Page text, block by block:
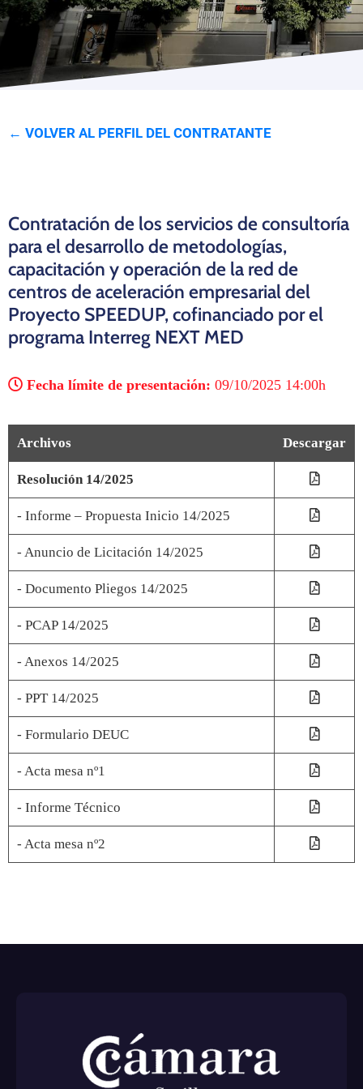
Programas
← VOLVER AL PERFIL DEL CONTRATANTE
Contratación de los servicios de consultoría
para el desarrollo de metodologías,
capacitación y operación de la red de
centros de aceleración empresarial del
Proyecto SPEEDUP, cofinanciado por el
programa Interreg NEXT MED
Fecha límite de presentación: 09/10/2025 14:00h
Archivos Descargar
Resolución 14/2025
- Informe – Propuesta Inicio 14/2025
- Anuncio de Licitación 14/2025
- Documento Pliegos 14/2025
- PCAP 14/2025
- Anexos 14/2025
- PPT 14/2025
- Formulario DEUC
- Acta mesa nº1
- Informe Técnico
- Acta mesa nº2